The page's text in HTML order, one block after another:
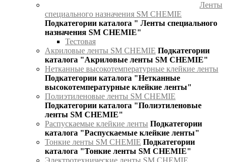
Ленты
специального назначения SM CHEMIE
Подкатегории каталога " Ленты специального
назначения SM CHEMIE"
Тестовая
Акриловые ленты SM CHEMIE Подкатегории
каталога "Акриловые ленты SM CHEMIE"
Нетканные высокотемпературные клейкие ленты
Подкатегории каталога "Нетканные
высокотемпературные клейкие ленты"
Полиэтиленовые ленты SM CHEMIE
Подкатегории каталога "Полиэтиленовые
ленты SM CHEMIE"
Распускаемые клейкие ленты Подкатегории
каталога "Распускаемые клейкие ленты"
Тонкие ленты SM CHEMIE Подкатегории
каталога "Тонкие ленты SM CHEMIE"
Электротехнические ленты SM CHEMIE